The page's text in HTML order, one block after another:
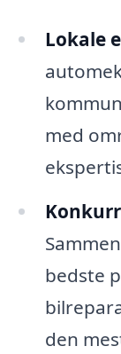
Lokale
med
bedste
den